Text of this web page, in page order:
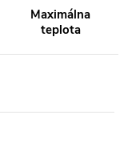
Maximálna
teplota